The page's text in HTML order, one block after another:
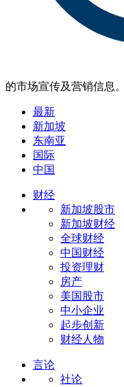
的市场宣传及营销信息。
最新
新加坡
东南亚
国际
中国
财经
新加坡股市
新加坡财经
全球财经
中国财经
投资理财
房产
美国股市
中小企业
起步创新
财经人物
言论
社论